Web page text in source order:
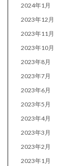
2024年1月
2023年12月
2023年11月
2023年10月
2023年8月
2023年7月
2023年6月
2023年5月
2023年4月
2023年3月
2023年2月
2023年1月